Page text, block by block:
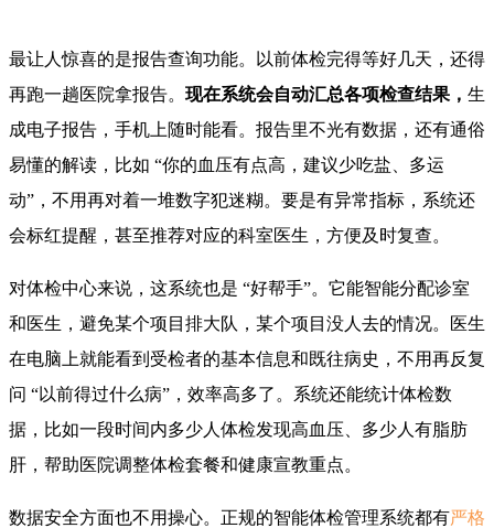
最让人惊喜的是报告查询功能。以前体检完得等好几天，还得
再跑一趟医院拿报告。 现在系统会自动汇总各项检查结果， 生
成电子报告，手机上随时能看。报告里不光有数据，还有通俗
易懂的解读，比如 “你的血压有点高，建议少吃盐、多运
动”，不用再对着一堆数字犯迷糊。要是有异常指标，系统还
会标红提醒，甚至推荐对应的科室医生，方便及时复查。
对体检中心来说，这系统也是 “好帮手”。它能智能分配诊室
和医生，避免某个项目排大队，某个项目没人去的情况。医生
在电脑上就能看到受检者的基本信息和既往病史，不用再反复
问 “以前得过什么病”，效率高多了。系统还能统计体检数
据，比如一段时间内多少人体检发现高血压、多少人有脂肪
肝，帮助医院调整体检套餐和健康宣教重点。
数据安全方面也不用操心。正规的智能体检管理系统都有严格